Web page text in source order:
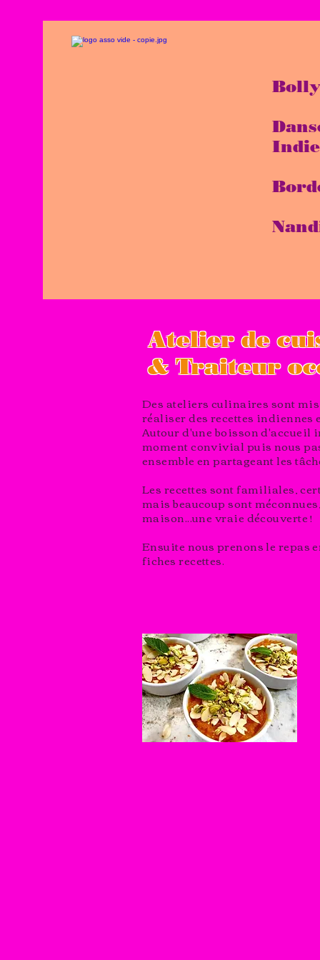
Atelier de
& Traiteur
Des ateliers culinaires sont
réaliser des recettes indiennes
Autour d'une boisson
moment convivial puis nous
ensemble en partageant les
Les recettes sont familiales,
mais beaucoup sont
maison...une vraie découverte !
Ensuite nous prenons le repas
fiches recettes.